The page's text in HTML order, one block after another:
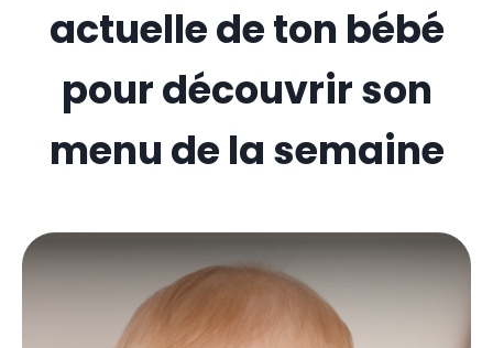
actuelle de ton bébé
pour découvrir son
menu de la semaine